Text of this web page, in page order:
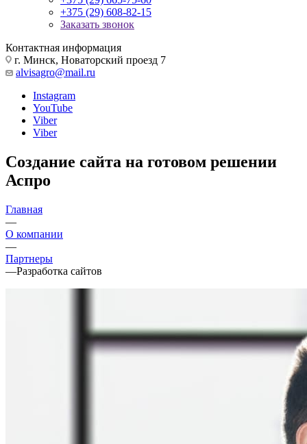
+375 (29) 608-82-15
Заказать звонок
Контактная информация
г. Минск, Новаторский проезд 7
alvisagro@mail.ru
Instagram
YouTube
Viber
Viber
Создание сайта на готовом решении
Аспро
Главная
—
О компании
—
Партнеры
—Разработка сайтов